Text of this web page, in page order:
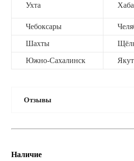
Ухта
Чебоксары
Шахты
Южно-Сахалинск
Отзывы
Наличие